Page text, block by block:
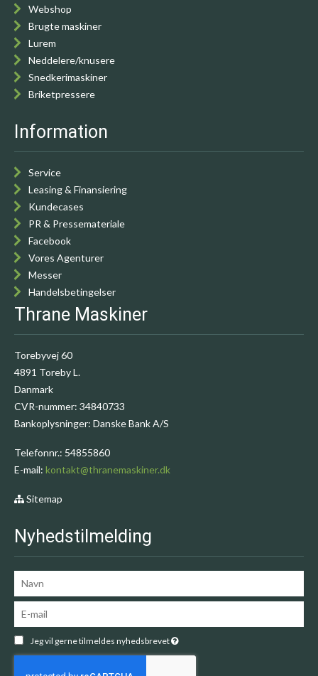
Webshop
Brugte maskiner
Lurem
Neddelere/knusere
Snedkerimaskiner
Briketpressere
Information
Service
Leasing & Finansiering
Kundecases
PR & Pressemateriale
Facebook
Vores Agenturer
Messer
Handelsbetingelser
Thrane Maskiner
Torebyvej 60
4891 Toreby L.
Danmark
CVR-nummer: 34840733
Bankoplysninger: Danske Bank A/S
Telefonnr.: 54855860
E-mail: kontakt@thranemaskiner.dk
Sitemap
Nyhedstilmelding
Jeg vil gerne tilmeldes nyhedsbrevet